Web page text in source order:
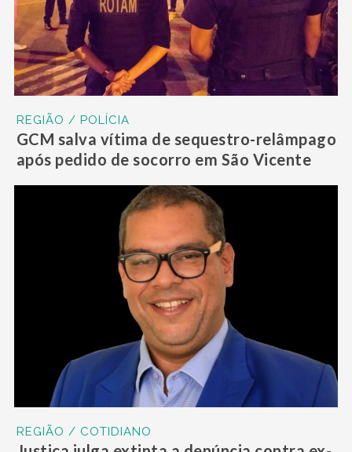
REGIÃO / POLÍCIA
GCM salva vítima de sequestro-relâmpago
após pedido de socorro em São Vicente
REGIÃO / COTIDIANO